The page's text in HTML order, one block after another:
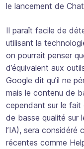
le lancement de
Il paraît facile de
utilisant la
on pourrait penser
d’équivalent aux
Google dit qu’il ne
mais le contenu de
cependant sur le fait
de basse qualité sur
l’IA), sera considéré
récentes comme